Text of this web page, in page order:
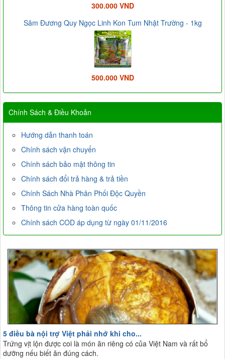
300.000 VND
Sâm Đương Quy Ngọc Linh Kon Tum Nhật Trường - 1kg
500.000 VND
Chính Sách & Điều Khoản
Hướng dẫn thanh toán
Chính sách vận chuyển
Chính sách bảo mật thông tin
Chính sách đổi trả hàng & trả tiền
Chính Sách Nhà Phân Phối Độc Quyền
Thông tin cửa hàng toàn quốc
Chính sách COD áp dụng từ ngày 01/11/2016
5 điều bà nội trợ Việt phải nhớ khi cho...
Trứng vịt lộn được coi là món ăn riêng có của Việt Nam và rất bổ
dưỡng nếu biết ăn đúng cách.